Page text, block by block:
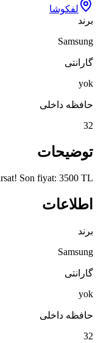
siyah renkli, %100